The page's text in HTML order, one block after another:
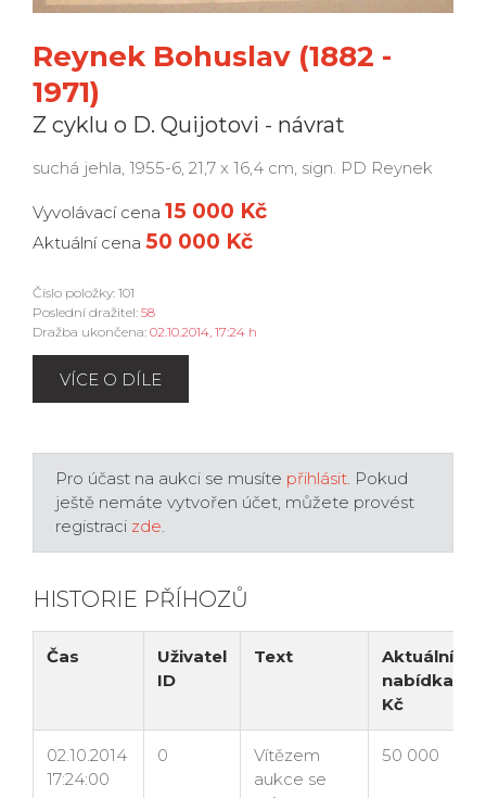
Reynek Bohuslav (1882 -
1971)
Z cyklu o D. Quijotovi - návrat
suchá jehla, 1955-6, 21,7 x 16,4 cm, sign. PD Reynek
Vyvolávací cena 15 000 Kč
Aktuální cena 50 000 Kč
Číslo položky: 101
Poslední dražitel: 58
Dražba ukončena: 02.10.2014, 17:24 h
VÍCE O DÍLE
Pro účast na aukci se musíte přihlásit. Pokud
ještě nemáte vytvořen účet, můžete provést
registraci zde.
HISTORIE PŘÍHOZŮ